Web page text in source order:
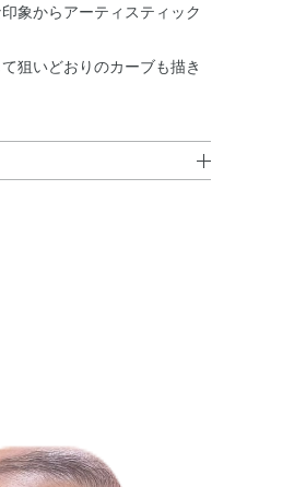
象からアーティスティック
狙いどおりのカーブも描き